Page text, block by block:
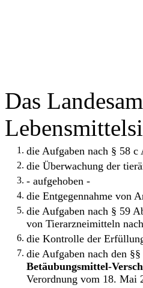
Das
1. die Aufgaben nach § 58
2. die Überwachung der
3. - aufgehoben -
4. die Entgegennahme von
5. die Aufgaben nach § 59
von Tierarzneimitteln
6. die Kontrolle der
7. die Aufgaben nach den
Betäubungsmittel-
Verordnung vom 18. Mai